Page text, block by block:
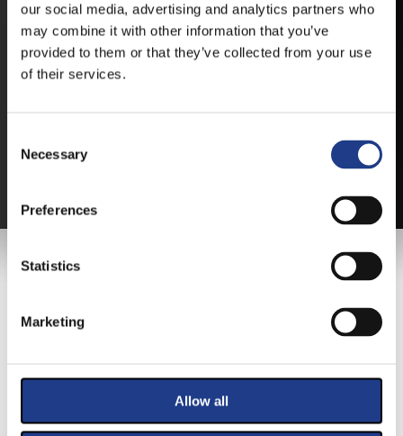
our social media, advertising and analytics partners who
may combine it with other information that you’ve
provided to them or that they’ve collected from your use
of their services.
Necessary
Preferences
Statistics
Marketing
Allow all
JEGYEK
FŐTÁMOGATÓNK